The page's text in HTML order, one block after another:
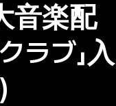
音楽配
ラブ」入